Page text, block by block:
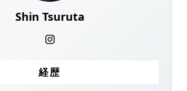
Shin Tsuruta
経歴